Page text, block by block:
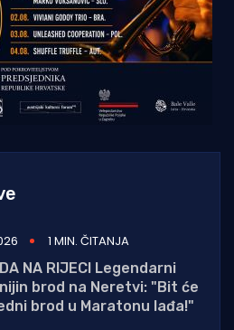
1 MIN. ČITANJA
NA RIJECI Legendarni
brod na Neretvi: "Bit će
brod u Maratonu lađa!"